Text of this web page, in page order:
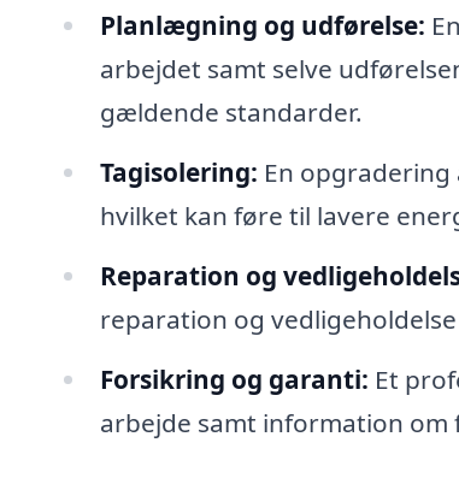
Planlægning og udførelse:
arbejdet samt selve
gældende standarder.
Tagisolering: En
hvilket kan føre til lavere
Reparation og
reparation og
Forsikring og garanti: Et
arbejde samt information om